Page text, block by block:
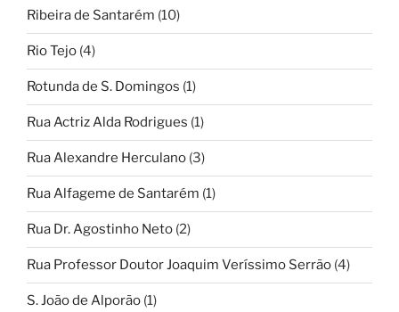
Ribeira de Santarém (10)
Rio Tejo (4)
Rotunda de S. Domingos (1)
Rua Actriz Alda Rodrigues (1)
Rua Alexandre Herculano (3)
Rua Alfageme de Santarém (1)
Rua Dr. Agostinho Neto (2)
Rua Professor Doutor Joaquim Veríssimo Serrão (4)
S. João de Alporão (1)